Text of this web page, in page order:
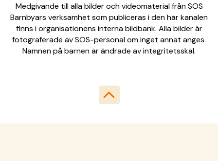
Medgivande till alla bilder och videomaterial från SOS
Barnbyars verksamhet som publiceras i den här kanalen
finns i organisationens interna bildbank. Alla bilder är
fotograferade av SOS-personal om inget annat anges.
Namnen på barnen är ändrade av integritetsskäl.